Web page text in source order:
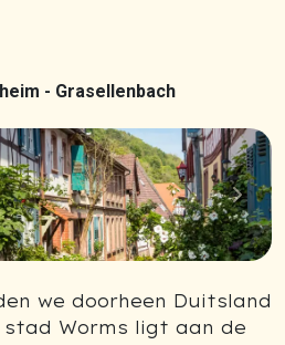
- Grasellenbach
Next
we doorheen Duitsland
Worms ligt aan de